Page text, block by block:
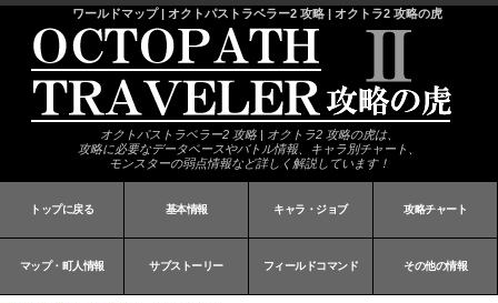
ワールドマップ | オクトパストラベラー2 攻略 | オクトラ2 攻略の虎
オクトパストラベラー2 攻略 | オクトラ2 攻略の虎は、
攻略に必要なデータベースやバトル情報、キャラ別チャート、
モンスターの弱点情報など詳しく解説しています！
トップに戻る 基本情報 キャラ・ジョブ 攻略チャート
マップ・町人情報 サブストーリー フィールドコマンド その他の情報